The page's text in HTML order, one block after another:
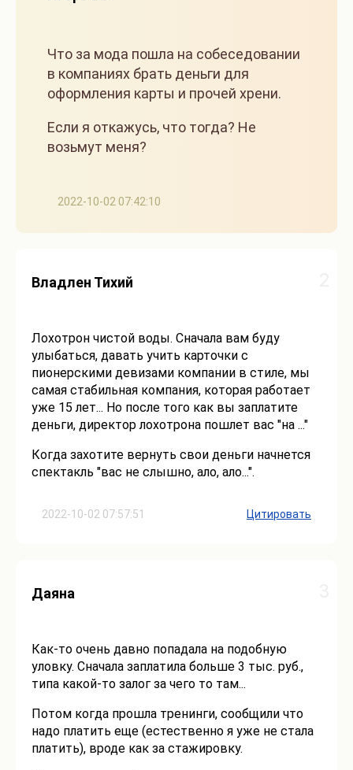
2022-10-02 07:42:10
Что за мода пошла на собеседовании
в компаниях брать деньги для
оформления карты и прочей хрени.
Если я откажусь, что тогда? Не
возьмут меня?
2022-10-02 07:57:51
Владлен Тихий
Лохотрон чистой воды. Сначала вам буду
улыбаться, давать учить карточки с
пионерскими девизами компании в стиле, мы
самая стабильная компания, которая работает
уже 15 лет... Но после того как вы заплатите
деньги, директор лохотрона пошлет вас "на ..."
Когда захотите вернуть свои деньги начнется
спектакль "вас не слышно, ало, ало...".
Цитировать
Даяна
Как-то очень давно попадала на подобную
уловку. Сначала заплатила больше 3 тыс. руб.,
типа какой-то залог за чего то там...
Потом когда прошла тренинги, сообщили что
надо платить еще (естественно я уже не стала
платить), вроде как за стажировку.